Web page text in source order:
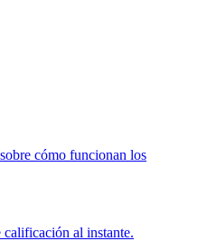
cómo funcionan los
al instante.